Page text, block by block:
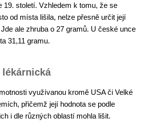
19. století. Vzhledem k tomu, že se
od místa lišila, nelze přesně určit její
ale zhruba o 27 gramů. U české unce
31,11 gramu.
lékárnická
využívanou kromě USA či Velké
přičemž její hodnota se podle
i dle různých oblastí mohla lišit.